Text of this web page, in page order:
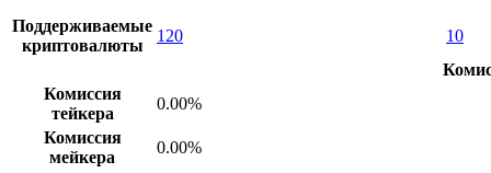
Поддерживаемые
криптовалюты
120
10
Комиссия
тейкера
0.00%
Комиссия
мейкера
0.00%